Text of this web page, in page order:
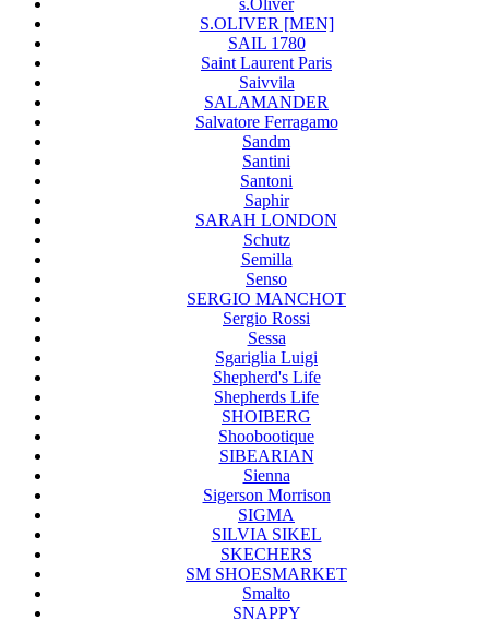
S.OLIVER [MEN]
SAIL 1780
Saint Laurent Paris
Saivvila
SALAMANDER
Salvatore Ferragamo
Sandm
Santini
Santoni
Saphir
SARAH LONDON
Schutz
Semilla
Senso
SERGIO MANCHOT
Sergio Rossi
Sessa
Sgariglia Luigi
Shepherd's Life
Shepherds Life
SHOIBERG
Shoobootique
SIBEARIAN
Sienna
Sigerson Morrison
SIGMA
SILVIA SIKEL
SKECHERS
SM SHOESMARKET
Smalto
SNAPPY